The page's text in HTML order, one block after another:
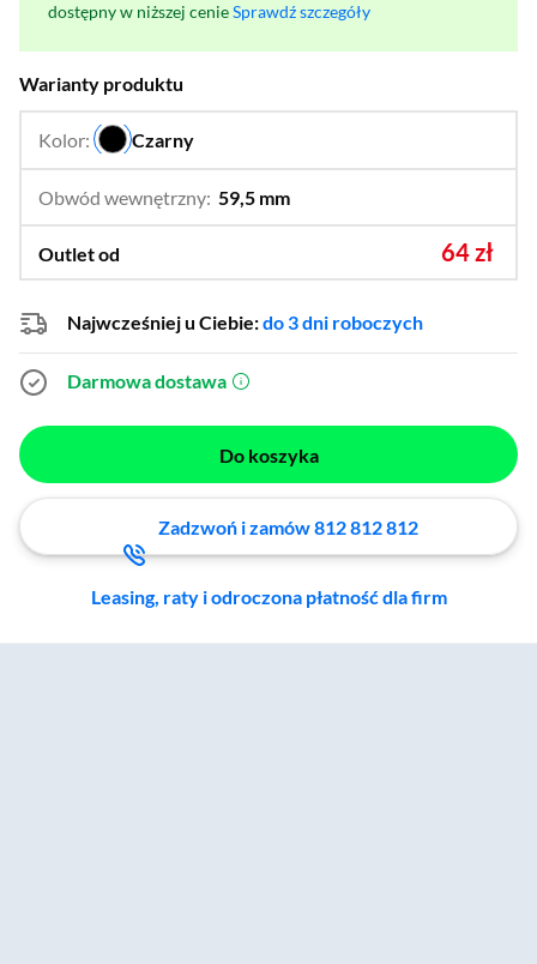
dostępny w niższej cenieSprawdź szczegóły
Warianty produktu
Kolor: Czarny
Obwód wewnętrzny: 59,5 mm
60 mm, 62 mm,
64 mm,
64,6 mm, 67 mm
Outlet od 64 zł
Najwcześniej u Ciebie:do 3 dni roboczych
Darmowa dostawa (otworzy się w nowym oknie)
Do koszyka
Zadzwoń i zamów 812 812 812
Leasing, raty i odroczona płatność dla firm